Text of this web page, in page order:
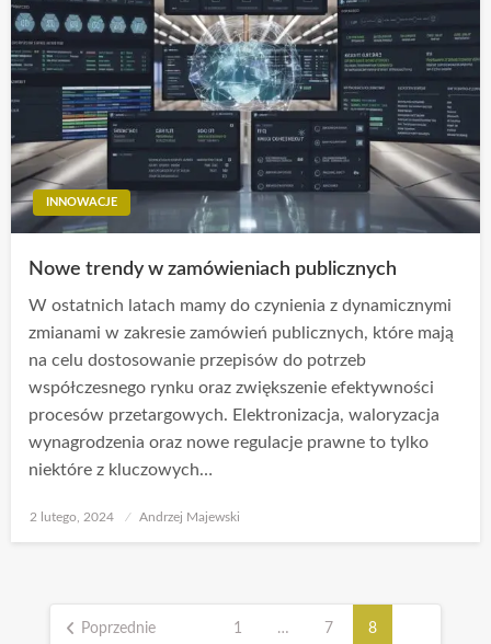
INNOWACJE
Nowe trendy w zamówieniach publicznych
W ostatnich latach mamy do czynienia z dynamicznymi
zmianami w zakresie zamówień publicznych, które mają
na celu dostosowanie przepisów do potrzeb
współczesnego rynku oraz zwiększenie efektywności
procesów przetargowych. Elektronizacja, waloryzacja
wynagrodzenia oraz nowe regulacje prawne to tylko
niektóre z kluczowych…
Opublikowane
2 lutego, 2024 Andrzej Majewski
Stronicowanie
wpisów
Poprzednie 1 … 7 8